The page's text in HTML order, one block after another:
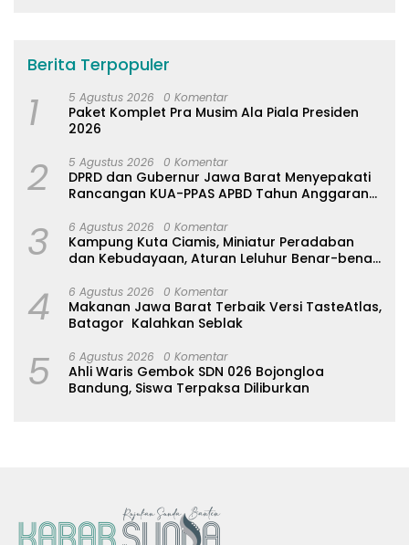
Berita Terpopuler
1 5 Agustus 2026 0 Komentar
Paket Komplet Pra Musim Ala Piala Presiden
2026
2 5 Agustus 2026 0 Komentar
DPRD dan Gubernur Jawa Barat Menyepakati
Rancangan KUA-PPAS APBD Tahun Anggaran
3 6 Agustus 2026 0 Komentar
Kampung Kuta Ciamis, Miniatur Peradaban
dan Kebudayaan, Aturan Leluhur Benar-benar
4 6 Agustus 2026 0 Komentar
Makanan Jawa Barat Terbaik Versi TasteAtlas,
Batagor Kalahkan Seblak
5 6 Agustus 2026 0 Komentar
Ahli Waris Gembok SDN 026 Bojongloa
Bandung, Siswa Terpaksa Diliburkan